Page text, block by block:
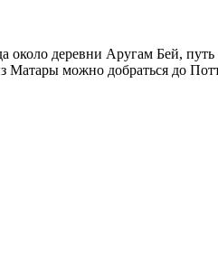
деревни Аругам Бей, путь
Матары можно добраться до